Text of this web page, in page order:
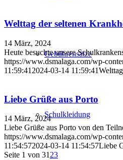
Gebührensätze
Schulkleidung
Welttag der seltenen
14 März, 2024
Heute besuchte unsere
https://www.dsmalaga.com/wp-
11:59:41 2024-03-14 11:59:41
Liebe Grüße aus Porto
14 März, 2024
Liebe Grüße aus Porto von den
https://www.dsmalaga.com/wp-
11:54:572024-03-14 11:54:57Liebe
Seite 1 von 31 23